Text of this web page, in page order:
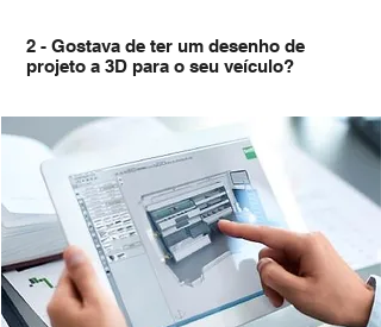
2 - Gostava de ter um desenho de
projeto a 3D para o seu veículo?